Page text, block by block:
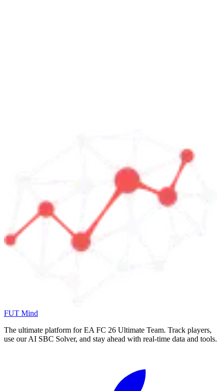
FUT Mind
The ultimate platform for EA FC 26 Ultimate Team. Track players,
use our AI SBC Solver, and stay ahead with real-time data and tools.